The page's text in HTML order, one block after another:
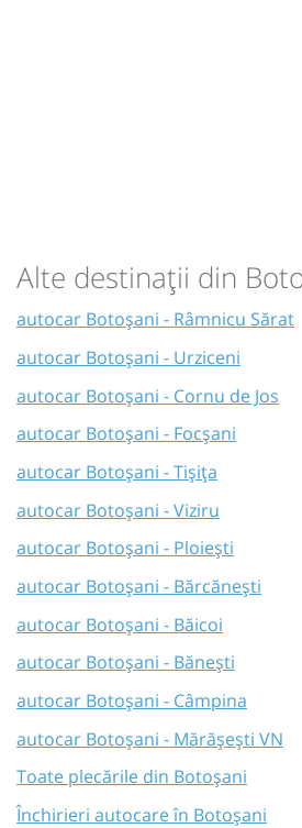
Alte destinații din
autocar Botoșani - Râmnicu Sărat
autocar Botoșani - Urziceni
autocar Botoșani - Cornu de Jos
autocar Botoșani - Focșani
autocar Botoșani - Tișița
autocar Botoșani - Viziru
autocar Botoșani - Ploiești
autocar Botoșani - Bărcănești
autocar Botoșani - Băicoi
autocar Botoșani - Bănești
autocar Botoșani - Câmpina
autocar Botoșani - Mărășești VN
Toate plecările din Botoșani
Închirieri autocare în Botoșani